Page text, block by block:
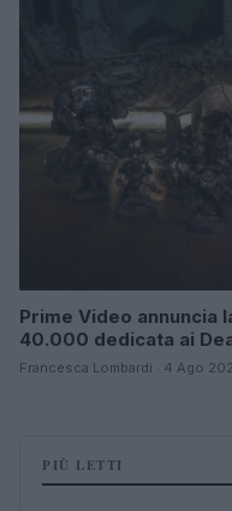
Prime Video annuncia
40.000 dedicata ai
Francesca Lombardi · 4 Ago
PIÙ LETTI